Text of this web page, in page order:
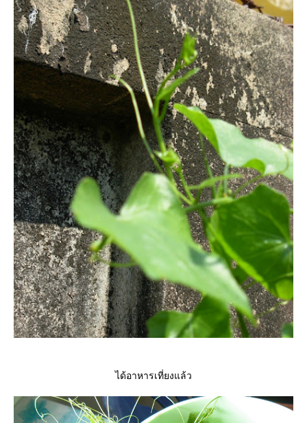
ได้อาหารเที่ยงแล้ว